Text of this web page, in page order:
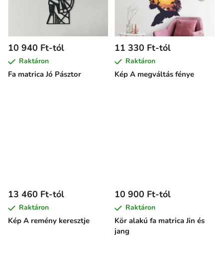
Fa matrica Jó Pásztor
10 940 Ft-tól
Raktáron
Kép A megváltás fénye
11 330 Ft-tól
Raktáron
Kép A remény keresztje
13 460 Ft-tól
Raktáron
Kör alakú fa matrica Jin és
jang
10 900 Ft-tól
Raktáron